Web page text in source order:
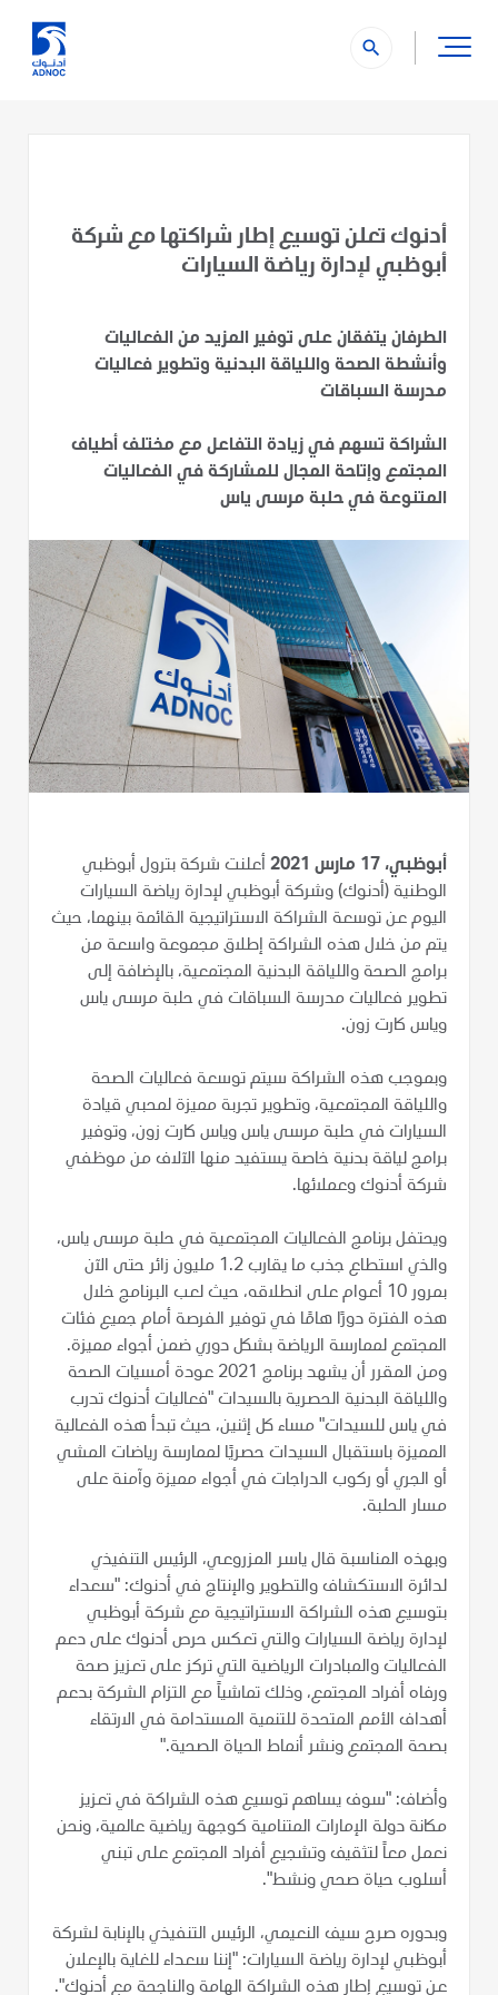
search
أدنوك تعلن توسيع إطار شراكتها مع شركة
أبوظبي لإدارة رياضة السيارات
الطرفان يتفقان على توفير المزيد من الفعاليات
وأنشطة الصحة واللياقة البدنية وتطوير فعاليات
مدرسة السباقات
الشراكة تسهم في زيادة التفاعل مع مختلف أطياف
المجتمع وإتاحة المجال للمشاركة في الفعاليات
المتنوعة في حلبة مرسى ياس
أبوظبي، 17 مارس 2021
أعلنت شركة بترول أبوظبي
الوطنية (أدنوك) وشركة أبوظبي لإدارة رياضة السيارات
اليوم عن توسعة الشراكة الاستراتيجية القائمة بينهما، حيث
يتم من خلال هذه الشراكة إطلاق مجموعة واسعة من
برامج الصحة واللياقة البدنية المجتمعية، بالإضافة إلى
تطوير فعاليات مدرسة السباقات في حلبة مرسى ياس
وياس كارت زون.
وبموجب هذه الشراكة سيتم توسعة فعاليات الصحة
واللياقة المجتمعية، وتطوير تجربة مميزة لمحبي قيادة
السيارات في حلبة مرسى ياس وياس كارت زون، وتوفير
برامج لياقة بدنية خاصة يستفيد منها الآلاف من موظفي
شركة أدنوك وعملائها.
ويحتفل برنامج الفعاليات المجتمعية في حلبة مرسى ياس،
والذي استطاع جذب ما يقارب 1.2 مليون زائر حتى الآن
بمرور 10 أعوام على انطلاقه، حيث لعب البرنامج خلال
هذه الفترة دورًا هامًا في توفير الفرصة أمام جميع فئات
المجتمع لممارسة الرياضة بشكل دوري ضمن أجواء مميزة.
ومن المقرر أن يشهد برنامج 2021 عودة أمسيات الصحة
واللياقة البدنية الحصرية بالسيدات "فعاليات أدنوك تدرب
في ياس للسيدات" مساء كل إثنين، حيث تبدأ هذه الفعالية
المميزة باستقبال السيدات حصريًا لممارسة رياضات المشي
أو الجري أو ركوب الدراجات في أجواء مميزة وآمنة على
مسار الحلبة.
وبهذه المناسبة قال ياسر المزروعي، الرئيس التنفيذي
لدائرة الاستكشاف والتطوير والإنتاج في أدنوك: "سعداء
بتوسيع هذه الشراكة الاستراتيجية مع شركة أبوظبي
لإدارة رياضة السيارات والتي تعكس حرص أدنوك على دعم
الفعاليات والمبادرات الرياضية التي تركز على تعزيز صحة
ورفاه أفراد المجتمع، وذلك تماشياً مع التزام الشركة بدعم
أهداف الأمم المتحدة للتنمية المستدامة في الارتقاء
بصحة المجتمع ونشر أنماط الحياة الصحية."
وأضاف: "سوف يساهم توسيع هذه الشراكة في تعزيز
مكانة دولة الإمارات المتنامية كوجهة رياضية عالمية، ونحن
نعمل معاً لتثقيف وتشجيع أفراد المجتمع على تبني
أسلوب حياة صحي ونشط".
وبدوره صرح سيف النعيمي، الرئيس التنفيذي بالإنابة لشركة
أبوظبي لإدارة رياضة السيارات: "إننا سعداء للغاية بالإعلان
عن توسيع إطار هذه الشراكة الهامة والناجحة مع أدنوك".